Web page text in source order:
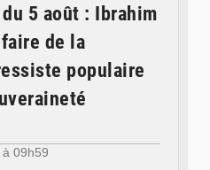
5 août : Ibrahim
de la
populaire
à 09h59